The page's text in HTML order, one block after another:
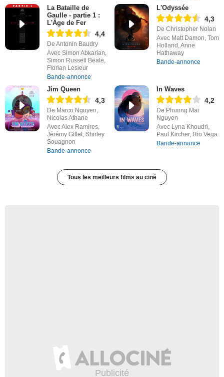
La Bataille de
Gaulle - partie 1 :
L'Âge de Fer
4,4
De Antonin Baudry
Avec Simon Abkarian,
Simon Russell Beale,
Florian Lesieur
Bande-annonce
L'Odyssée
4,3
De Christopher Nolan
Avec Matt Damon, Tom
Holland, Anne
Hathaway
Bande-annonce
Jim Queen
4,3
De Marco Nguyen,
Nicolas Athane
Avec Alex Ramires,
Jérémy Gillet, Shirley
Souagnon
Bande-annonce
In Waves
4,2
De Phuong Mai
Nguyen
Avec Lyna Khoudri,
Paul Kircher, Rio Vega
Bande-annonce
Tous les meilleurs films au ciné